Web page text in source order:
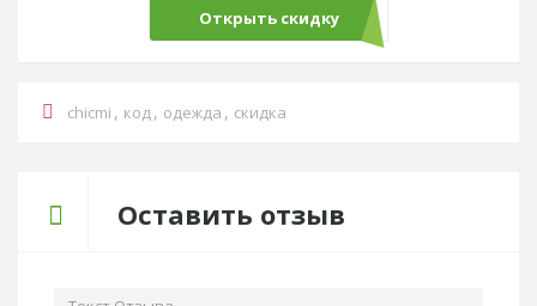
Открыть скидку
chicmi , код, одежда , скидка
Оставить отзыв